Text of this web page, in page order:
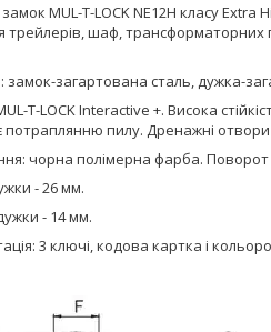
MUL-T-LOCK NE12Н класу
трейлерів, шаф, трансформаторних
замок-загартована сталь, дужка-
T-LOCK Interactive +. Висока
потраплянню пилу. Дренажні
чорна полімерна фарба.
- 26 мм.
- 14 мм.
3 ключі, кодова картка і